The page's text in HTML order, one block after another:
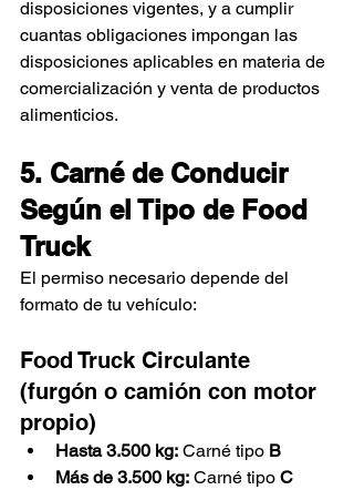
disposiciones vigentes, y a cumplir
cuantas obligaciones impongan las
disposiciones aplicables en materia de
comercialización y venta de productos
alimenticios.
5. Carné de Conducir
Según el Tipo de Food
Truck
El permiso necesario depende del
formato de tu vehículo:
Food Truck Circulante
(furgón o camión con motor
propio)
Hasta 3.500 kg: Carné tipo B
Más de 3.500 kg: Carné tipo C